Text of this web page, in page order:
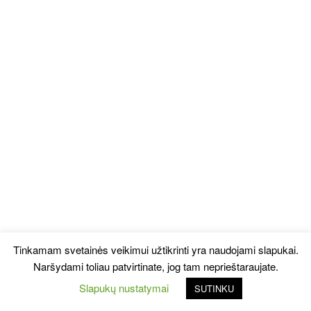
Tinkamam svetainės veikimui užtikrinti yra naudojami slapukai.
Naršydami toliau patvirtinate, jog tam neprieštaraujate.
Slapukų nustatymai
SUTINKU